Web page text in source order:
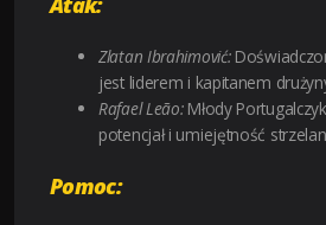
Zlatan Ibrahimović:
jest liderem i kapitanem
Rafael Leão:Młody
potencjał i umiejętność
Pomoc: